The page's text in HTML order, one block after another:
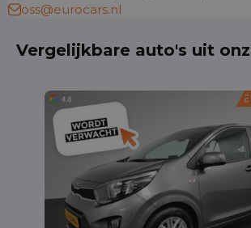
oss@eurocars.nl
Vergelijkbare auto's uit